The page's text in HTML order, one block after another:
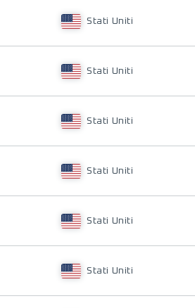
Stati Uniti
Stati Uniti
Stati Uniti
Stati Uniti
Stati Uniti
Stati Uniti